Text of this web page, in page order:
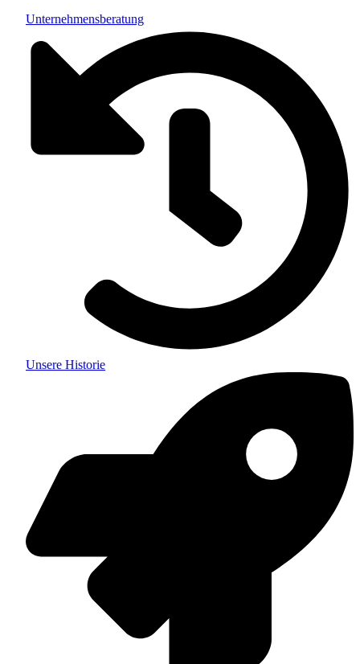
Unternehmensberatung
Unsere Historie